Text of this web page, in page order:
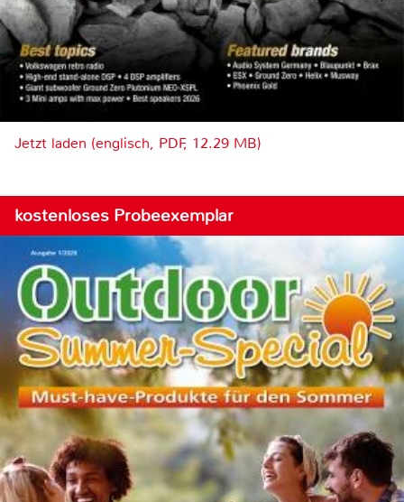
Jetzt laden (englisch, PDF, 12.29 MB)
kostenloses Probeexemplar